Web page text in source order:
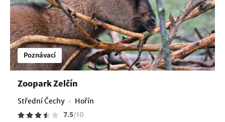
Poznávací
Zoopark Zelčín
Střední Čechy Hořín
7.5/10